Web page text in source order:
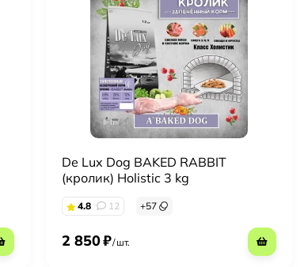
De Lux Dog BAKED RABBIT
(кролик) Holistic 3 kg
4.8 12 +57
2 850₽/ шт.